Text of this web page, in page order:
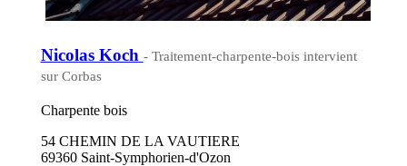
Nicolas Koch - Traitement-charpente-bois intervient
sur Corbas
Charpente bois
54 CHEMIN DE LA VAUTIERE
69360 Saint-Symphorien-d'Ozon